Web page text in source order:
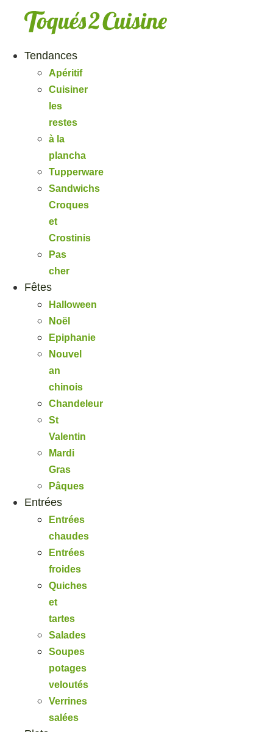
Tendances
Apéritif
Cuisiner
les
restes
à la
plancha
Tupperware
Sandwichs
Croques
et
Crostinis
Pas
cher
Fêtes
Halloween
Noël
Epiphanie
Nouvel
an
chinois
Chandeleur
St
Valentin
Mardi
Gras
Pâques
Entrées
Entrées
chaudes
Entrées
froides
Quiches
et
tartes
Salades
Soupes
potages
veloutés
Verrines
salées